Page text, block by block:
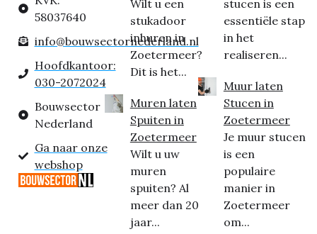
58037640
info@bouwsectornederland.nl
Hoofdkantoor:
030-2072024
Bouwsector
Nederland
Ga naar onze
webshop
Wilt u een
stukadoor
inhuren in
Zoetermeer?
Dit is het...
Muren laten
Spuiten in
Zoetermeer
Wilt u uw
muren
spuiten? Al
meer dan 20
jaar...
stucen is een
essentiële stap
in het
realiseren...
Muur laten
Stucen in
Zoetermeer
Je muur stucen
is een
populaire
manier in
Zoetermeer
om...